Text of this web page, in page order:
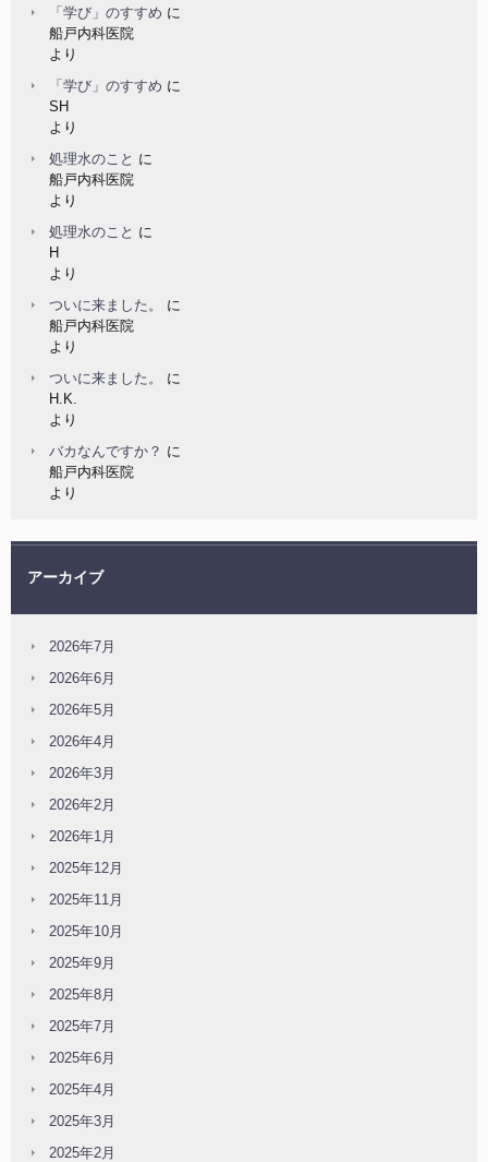
「学び」のすすめ に
船戸内科医院
より
「学び」のすすめ に
SH
より
処理水のこと に
船戸内科医院
より
処理水のこと に
H
より
ついに来ました。
に
船戸内科医院
より
ついに来ました。
に
H.K.
より
バカなんですか？ に
船戸内科医院
より
アーカイブ
2026年7月
2026年6月
2026年5月
2026年4月
2026年3月
2026年2月
2026年1月
2025年12月
2025年11月
2025年10月
2025年9月
2025年8月
2025年7月
2025年6月
2025年4月
2025年3月
2025年2月